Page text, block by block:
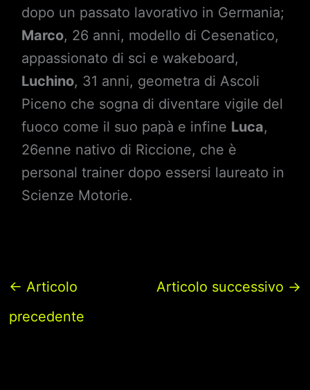
dopo un passato lavorativo in Germania;
Marco, 26 anni, modello di Cesenatico,
appassionato di sci e wakeboard,
Luchino, 31 anni, geometra di Ascoli
Piceno che sogna di diventare vigile del
fuoco come il suo papà e infine Luca,
26enne nativo di Riccione, che è
personal trainer dopo essersi laureato in
Scienze Motorie.
← Articolo
precedente
Articolo successivo →